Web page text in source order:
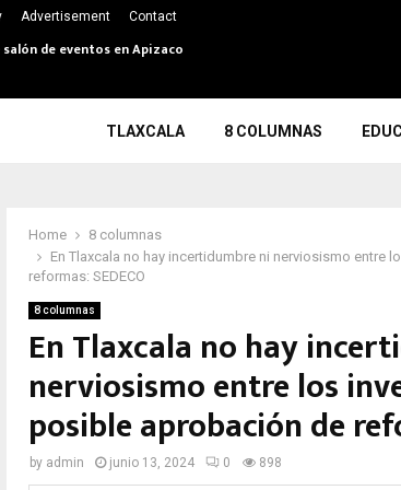
Advertisement Contact
de eventos en Apizaco
TLAXCALA 8 COLUMNAS
Home
8 columnas
En Tlaxcala no hay incertidumbre ni nerviosismo
reformas: SEDECO
8 columnas
En Tlaxcala no hay
nerviosismo entre los
posible aprobación de
by admin junio 13, 2024 0 898